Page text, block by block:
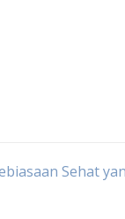
Sehat